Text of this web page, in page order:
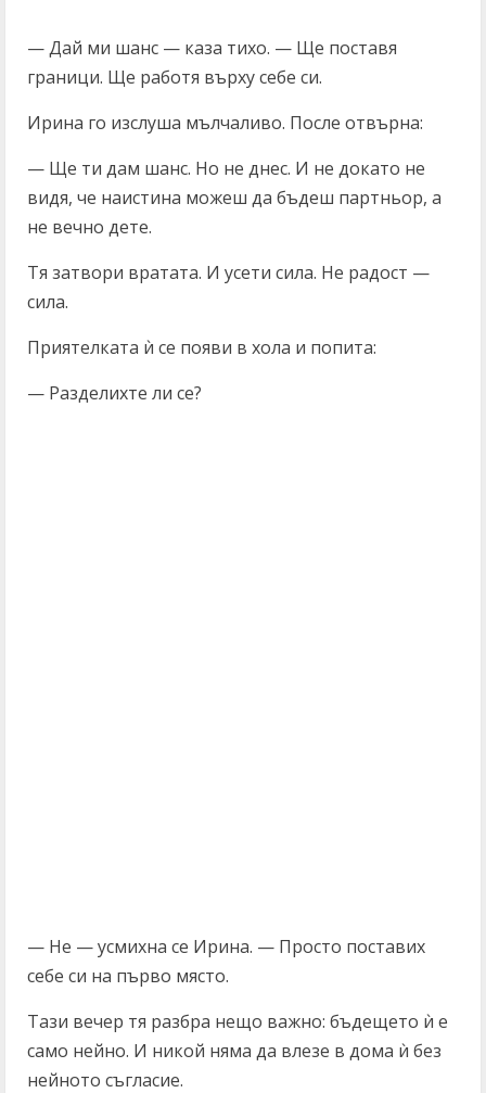
— Дай ми шанс — каза тихо. — Ще поставя
граници. Ще работя върху себе си.
Ирина го изслуша мълчаливо. После отвърна:
— Ще ти дам шанс. Но не днес. И не докато не
видя, че наистина можеш да бъдеш партньор, а
не вечно дете.
Тя затвори вратата. И усети сила. Не радост —
сила.
Приятелката ѝ се появи в хола и попита:
— Разделихте ли се?
— Не — усмихна се Ирина. — Просто поставих
себе си на първо място.
Тази вечер тя разбра нещо важно: бъдещето ѝ е
само нейно. И никой няма да влезе в дома ѝ без
нейното съгласие.